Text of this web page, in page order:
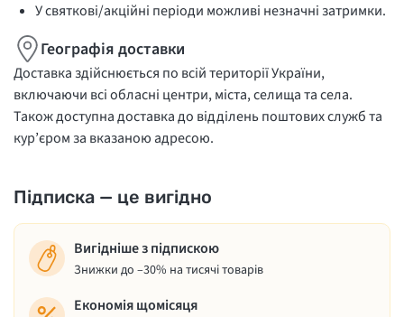
У святкові/акційні періоди можливі незначні затримки.
Географія доставки
Доставка здійснюється по всій території України,
включаючи всі обласні центри, міста, селища та села.
Також доступна доставка до відділень поштових служб та
кур’єром за вказаною адресою.
Підписка — це вигідно
Вигідніше з підпискою
Знижки до –30% на тисячі товарів
Економія щомісяця